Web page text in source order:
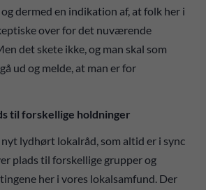
dermed en indikation af, at folk her i
over for det nuværende
det skete ikke, og man skal som
ud og melde, at man er for
til forskellige holdninger
lydhørt lokalråd, som altid er i sync
plads til forskellige grupper og
her i vores lokalsamfund. Der